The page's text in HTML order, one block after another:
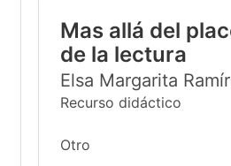
Mas allá del
de la lectura
Elsa Margarita
Recurso didáctico
Otro